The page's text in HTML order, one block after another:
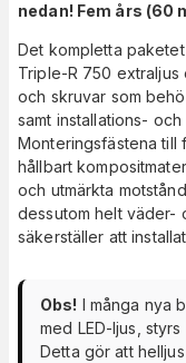
nedan! Fem års (60
Det kompletta
Triple-R 750
och skruvar som
samt installations-
Monteringsfästena till
hållbart
och utmärkta
dessutom helt väder-
säkerställer att
Obs! I många nya
med LED-ljus,
Detta gör att